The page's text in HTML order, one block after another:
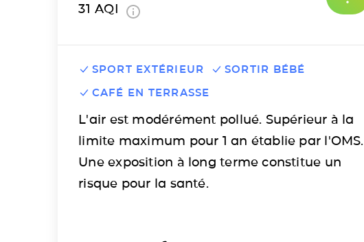
31 AQI
SPORT EXTÉRIEUR
SORTIR BÉBÉ
CAFÉ EN TERRASSE
L'air est modérément pollué. Supérieur à la
limite maximum pour 1 an établie par l'OMS.
Une exposition à long terme constitue un
risque pour la santé.